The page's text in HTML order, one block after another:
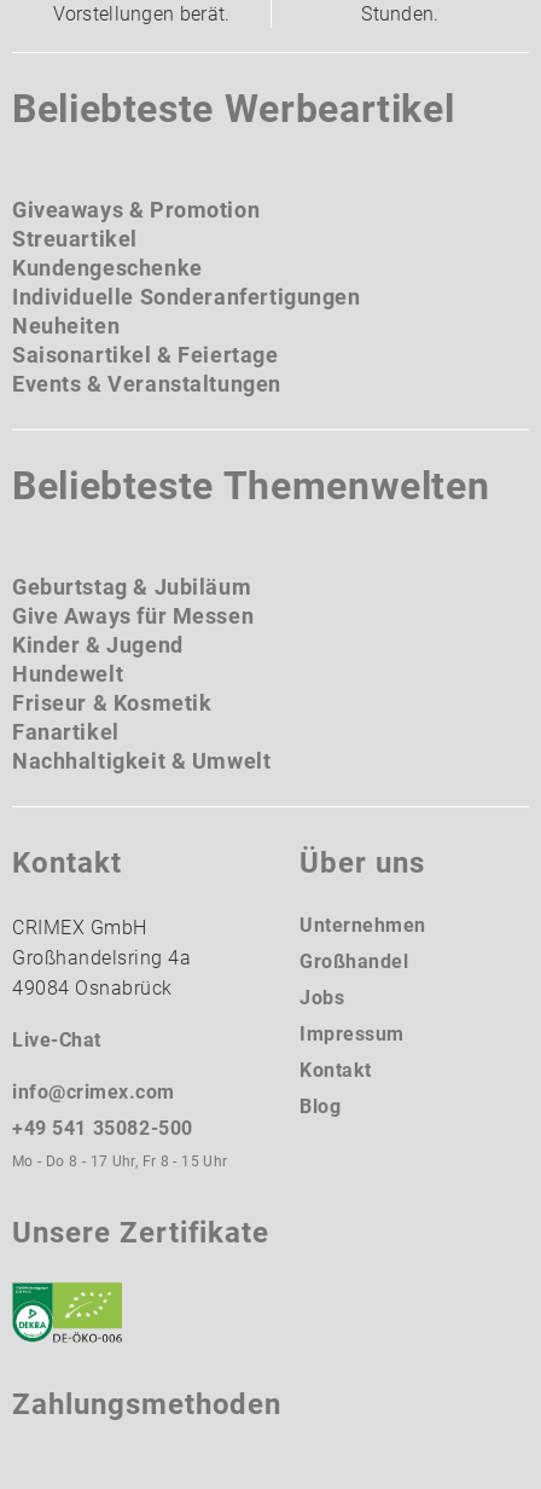
Vorstellungen berät.
Stunden.
Beliebteste Werbeartikel
Giveaways & Promotion
Streuartikel
Kundengeschenke
Individuelle Sonderanfertigungen
Neuheiten
Saisonartikel & Feiertage
Events & Veranstaltungen
Beliebteste Themenwelten
Geburtstag & Jubiläum
Give Aways für Messen
Kinder & Jugend
Hundewelt
Friseur & Kosmetik
Fanartikel
Nachhaltigkeit & Umwelt
Kontakt
CRIMEX GmbH
Großhandelsring 4a
49084 Osnabrück
Live-Chat
info@crimex.com
+49 541 35082-500
Mo - Do 8 - 17 Uhr, Fr 8 - 15 Uhr
Über uns
Unternehmen
Großhandel
Jobs
Impressum
Kontakt
Blog
Unsere Zertifikate
Zahlungsmethoden